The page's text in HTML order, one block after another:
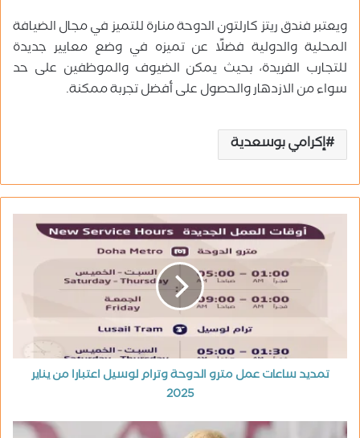
ويعتبر فندق ريتز كارلتون الدوحة منارة للتميز في مجال الضيافة
المحلية والدولية فضلًا عن تميزه في وضع معايير جديدة
للتجارب الفريدة، بحيث يمكن الضيوف والموظفين على حد
سواء من الازدهار والحصول على أفضل تجربة ممكنة.
إكرامي بوسعدية
تمديد ساعات عمل مترو الدوحة وترام لوسيل اعتبارا من يناير
2025